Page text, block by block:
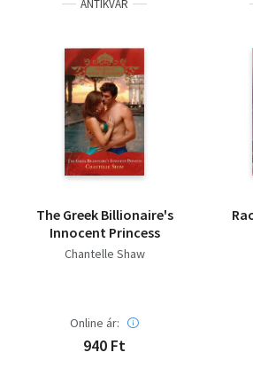
ANTIKVÁR
The Greek Billionaire's
Innocent Princess
Chantelle Shaw
Online ár:
940 Ft